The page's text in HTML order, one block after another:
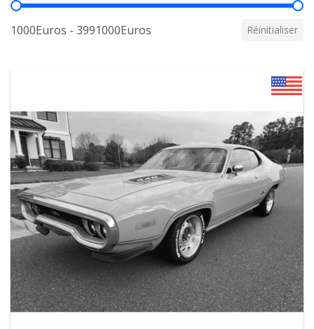
Prix
1000Euros - 3991000Euros Réinitialiser